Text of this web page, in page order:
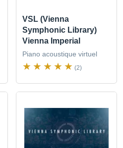
VSL (Vienna
Symphonic Library)
Vienna Imperial
Piano acoustique virtuel
(2)